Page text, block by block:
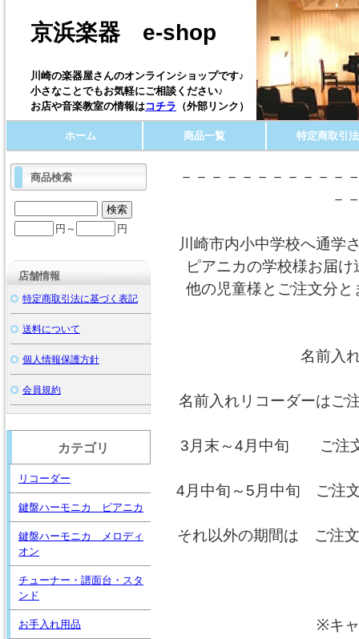
京浜楽器 e-shop
川崎の楽器屋さんのオンラインショップです♪
小さなことでもお気軽にご相談ください♪
お店や音楽教室の情報はコチラ （外部リンク）
ホーム 商品一覧 特定商取引法
－－－－－－－－－－－
－
川崎市内小中学校へ通学
ピアニカの学校様お届
他の児童様とご注文分
名前入
名前入れリコーダーはご
3月末～4月中旬 ご注文
4月中旬～5月中旬 ご注
それ以外の期間は ご注
※キ
商品検索
円～ 円
店舗情報
特定商取引法に基づく表記
送料について
個人情報保護方針
会員規約
カテゴリ
リコーダー
鍵盤ハーモニカ ピアニカ
鍵盤ハーモニカ メロディ
オン
チューナー・譜面台・スタ
ンド
お手入れ用品